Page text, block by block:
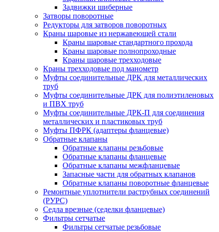
Задвижки шиберные
Затворы поворотные
Редукторы для затворов поворотных
Краны шаровые из нержавеющей стали
Краны шаровые стандартного прохода
Краны шаровые полнопроходные
Краны шаровые трехходовые
Краны трехходовые под манометр
Муфты соединительные ДРК для металлических
труб
Муфты соединительные ДРК для полиэтиленовых
и ПВХ труб
Муфты соединительные ДРК-П для соединения
металлических и пластиковых труб
Муфты ПФРК (адаптеры фланцевые)
Обратные клапаны
Обратные клапаны резьбовые
Обратные клапаны фланцевые
Обратные клапаны межфланцевые
Запасные части для обратных клапанов
Обратные клапаны поворотные фланцевые
Ремонтные уплотнители раструбных соединений
(РУРС)
Седла врезные (седелки фланцевые)
Фильтры сетчатые
Фильтры сетчатые резьбовые